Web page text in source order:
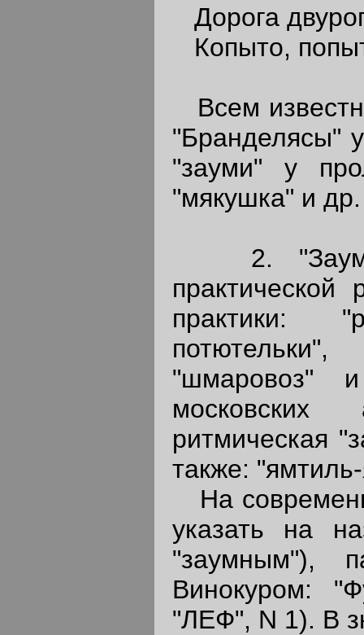
Дорога
Копыто,
Всем
"Бранделясы"
"зауми" у
"мякушка" и
2. "Заумь"
практики:
"шмаровоз"
московских
ритмическая
также:
На
указать на
"заумным"),
Винокуром:
"ЛЕФ", N 1). В